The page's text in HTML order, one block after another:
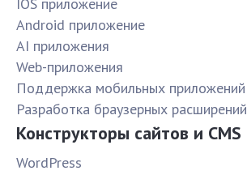
IOS приложение
Android приложение
AI приложения
Web-приложения
Поддержка мобильных приложений
Разработка браузерных расширений
Конструкторы сайтов и CMS
WordPress